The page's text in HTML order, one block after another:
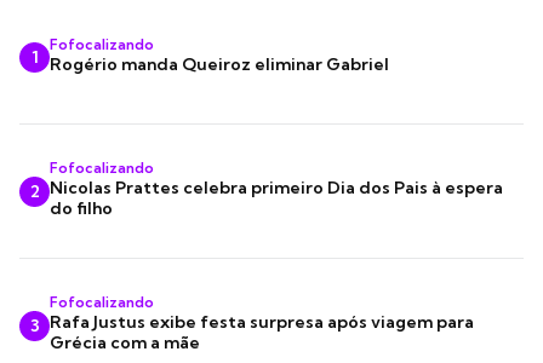
1
Fofocalizando
Rogério manda Queiroz eliminar Gabriel
2
Fofocalizando
Nicolas Prattes celebra primeiro Dia dos Pais à espera
do filho
3
Fofocalizando
Rafa Justus exibe festa surpresa após viagem para
Grécia com a mãe